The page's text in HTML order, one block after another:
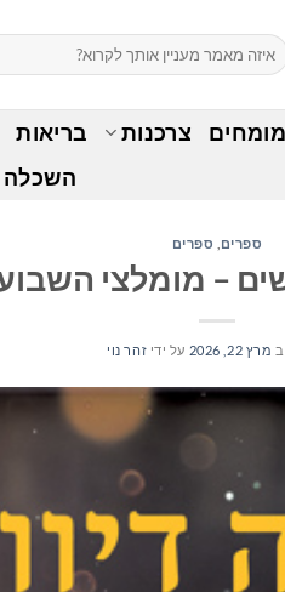
צרכנות בריאות
השכלה
ספרים ספרים
– מומלצי
מרץ 22, 2026 על ידי זהר נוי